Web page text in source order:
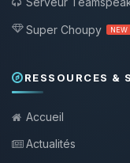
Super Choupy NEW
RESSOURCES &
Accueil
Actualités